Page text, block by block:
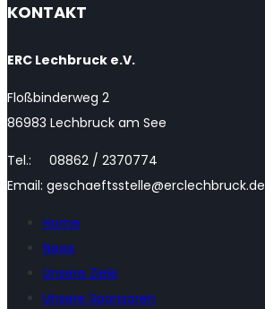
KONTAKT
ERC Lechbruck e.V.
Floßbinderweg 2
86983 Lechbruck am See
Tel.: 08862 / 2370774
Email: geschaeftsstelle@erclechbruck.de
Home
News
Unsere Ziele
Unsere Sponsoren